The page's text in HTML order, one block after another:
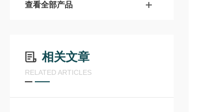
查看全部产品
相关文章
RELATED ARTICLES